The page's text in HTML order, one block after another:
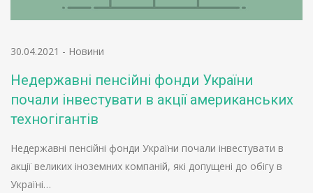
30.04.2021 - Новини
Недержавні пенсійні фонди України
почали інвестувати в акції американських
техногігантів
Недержавні пенсійні фонди України почали інвестувати в
акції великих іноземних компаній, які допущені до обігу в
Україні…